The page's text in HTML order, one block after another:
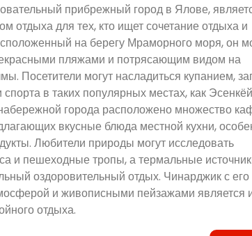
прибрежный город в Ялове,
отдыха для тех, кто ищет сочетание отдыха и
на берегу Мраморного моря, он
пляжами и потрясающим видом на
Посетители могут насладиться купанием,
в таких популярных местах, как
города расположено множество
вкусные блюда местной кухни,
Любители природы могут исследовать
и пешеходные тропы, а термальные
оздоровительный отдых. Чинарджик с его
и живописными пейзажами является
отдыха.